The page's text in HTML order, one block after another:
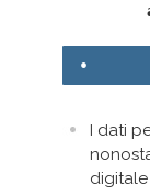
I dati
digitale